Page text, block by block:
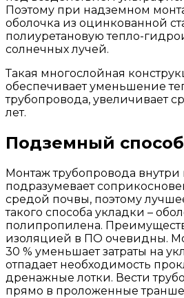
Поэтому при надземном
оболочка из оцинкованной
полиуретановую тепло-
солнечных лучей.
Такая многослойная
обеспечивает уменьшение
трубопровода, увеличивает
лет.
Подземный
Монтаж трубопровода внутри
подразумевает
средой почвы, поэтому
такого способа укладки –
полипропилена.
изоляцией в ПО очевидны.
30 % уменьшает затраты на
отпадает необходимость
дренажные лотки. Вести
прямо в проложенные